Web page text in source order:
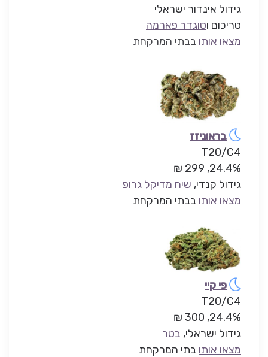
גידול אינדור ישראלי
טריכום וטוגדר פארמה
מצאו אותו בבתי המרקחת
בראוניזז
T20/C4
24.4%, 299 ₪
גידול קנדי, שיח מדיקל גרופ
מצאו אותו בבתי המרקחת
פי קיי
T20/C4
24.4%, 300 ₪
גידול ישראלי, בטר
מצאו אותו בתי המרקחת